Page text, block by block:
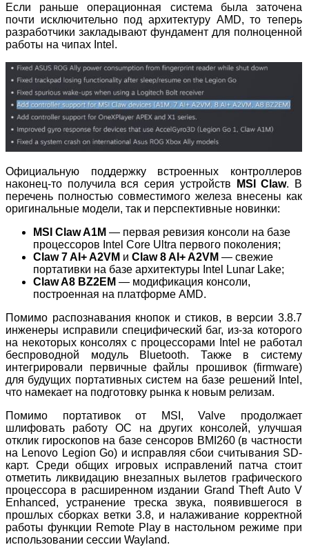
Если раньше операционная система была заточена
почти исключительно под архитектуру AMD, то теперь
разработчики закладывают фундамент для полноценной
работы на чипах Intel.
Официальную поддержку встроенных контроллеров
наконец-то получила вся серия устройств
MSI Claw. В
перечень полностью совместимого железа внесены как
оригинальные модели, так и перспективные новинки:
MSI Claw A1M — первая ревизия консоли на базе
процессоров Intel Core Ultra первого поколения;
Claw 7 AI+ A2VM и Claw 8 AI+ A2VM — свежие
портативки на базе архитектуры Intel Lunar Lake;
Claw A8 BZ2EM — модификация консоли,
построенная на платформе AMD.
Помимо распознавания кнопок и стиков, в версии 3.8.7
инженеры исправили специфический баг, из-за которого
на некоторых консолях с процессорами Intel не работал
беспроводной модуль Bluetooth. Также в систему
интегрировали первичные файлы прошивок (firmware)
для будущих портативных систем на базе решений Intel,
что намекает на подготовку рынка к новым релизам.
Помимо портативок от MSI, Valve продолжает
шлифовать работу ОС на других консолей, улучшая
отклик гироскопов на базе сенсоров BMI260 (в частности
на Lenovo Legion Go) и исправляя сбои считывания SD-
карт. Среди общих игровых исправлений патча стоит
отметить ликвидацию внезапных вылетов графического
процессора в расширенном издании Grand Theft Auto V
Enhanced, устранение треска звука, появившегося в
прошлых сборках ветки 3.8, и налаживание корректной
работы функции Remote Play в настольном режиме при
использовании сессии Wayland.